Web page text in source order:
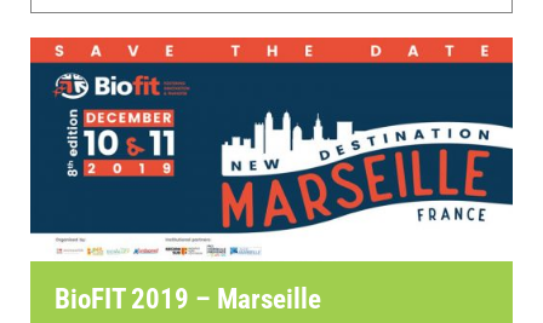
BioFIT 2019 – Marseille